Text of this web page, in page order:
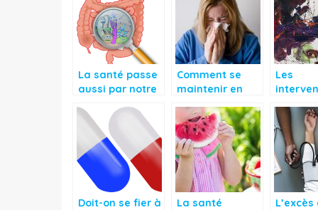
La santé passe
aussi par notre
Comment se
maintenir en
la saison
hivernale ?
Les
es en
essor
Doit-on se fier à
La santé
L’excès